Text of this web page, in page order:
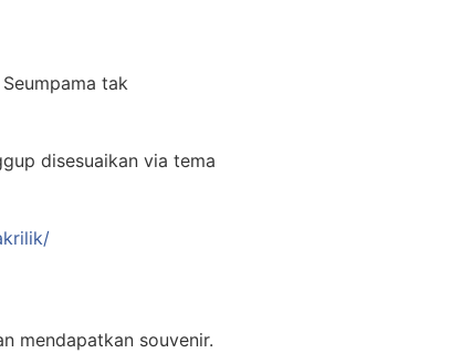
tak
disesuaikan via tema
mendapatkan souvenir.